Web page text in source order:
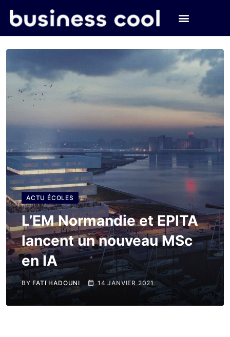
ACTU ÉCOLES
L’EM Normandie et EPITA
lancent un nouveau MSc
en IA
BY FATI HADOUNI 14 JANVIER 2021